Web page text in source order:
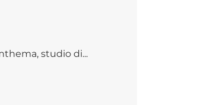
studio di...